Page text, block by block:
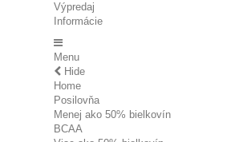
Výpredaj
Informácie
Menu
Hide
Home
Posilovňa
Menej ako 50% bielkovín
BCAA